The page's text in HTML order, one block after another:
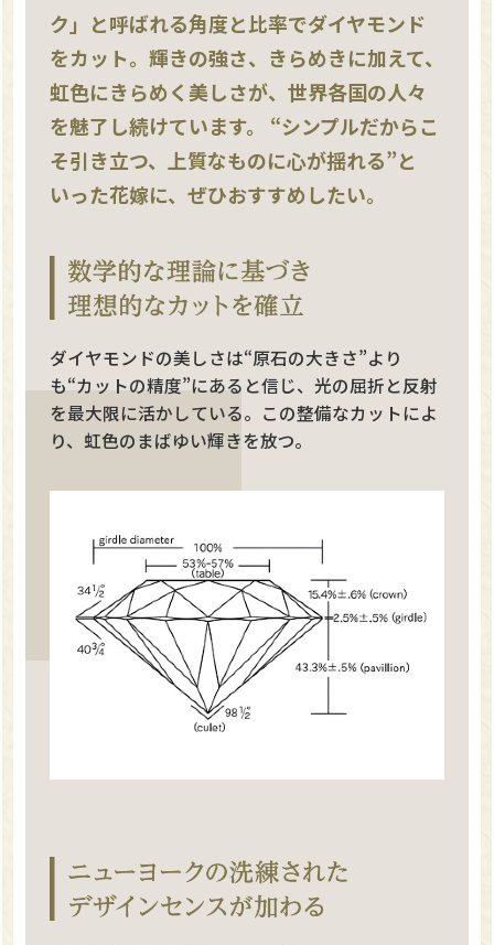
ク」と呼ばれる角度と比率でダイヤモンド
をカット。輝きの強さ、きらめきに加えて、
虹色にきらめく美しさが、世界各国の人々
を魅了し続けています。 “シンプルだからこ
そ引き立つ、上質なものに心が揺れる”と
いった花嫁に、ぜひおすすめしたい。
ダイヤモンドの美しさは“原石の大きさ”より
も“カットの精度”にあると信じ、光の屈折と反射
を最大限に活かしている。この整備なカットによ
り、虹色のまばゆい輝きを放つ。